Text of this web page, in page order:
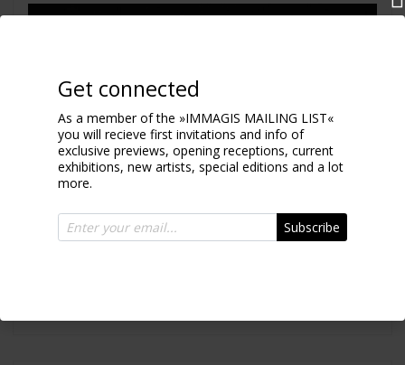
Get connected
As a member of the »IMMAGIS MAILING LIST«
you will recieve first invitations and info of
exclusive previews, opening receptions, current
exhibitions, new artists, special editions and a lot
more.
Subscribe